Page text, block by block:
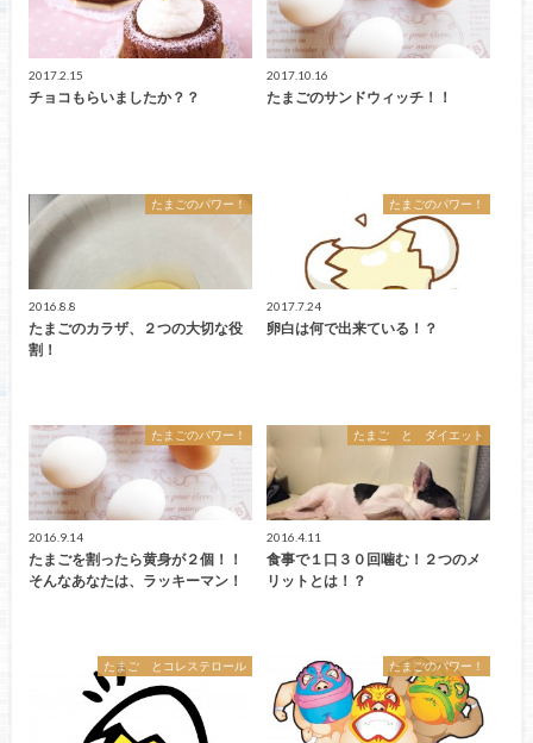
2017.2.15
チョコもらいましたか？？
2017.10.16
たまごのサンドウィッチ！！
たまごのパワー！
2016.8.8
たまごのカラザ、２つの大切な役
割！
たまごのパワー！
2017.7.24
卵白は何で出来ている！？
たまごのパワー！
2016.9.14
たまごを割ったら黄身が２個！！
そんなあなたは、ラッキーマン！
たまご と ダイエット
2016.4.11
食事で１口３０回噛む！２つのメ
リットとは！？
たまご とコレステロール たまごのパワー！